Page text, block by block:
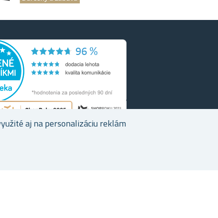
aj na personalizáciu reklám